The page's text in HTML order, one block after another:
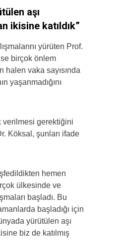
aşı
ikisine katıldık”
yürüten Prof.
birçok önlem
halen vaka sayısında
yaşanmadığını
verilmesi gerektiğini
Köksal, şunları ifade
hemen
ülkesinde ve
başladı. Bu
başladığı için
yürütülen aşı
biz de katılmış